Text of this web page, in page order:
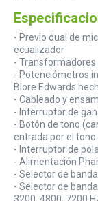
- Previo dual de
ecualizador
- Transformadores
- Potenciómetros
Blore Edwards
- Cableado y
- Interruptor de
- Botón de tono
entrada por el tono
- Interruptor de
- Alimentación
- Selector de
- Selector de